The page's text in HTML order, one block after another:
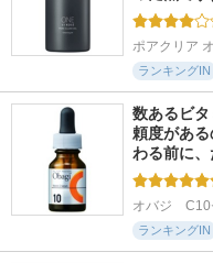
ポアクリア
ランキングIN
数あるビ
頼度があ
わる前に
オバジ　
ランキングIN